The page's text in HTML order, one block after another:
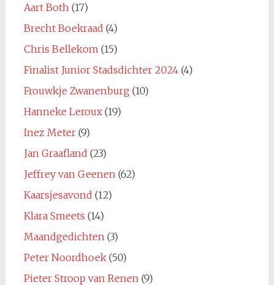
Aart Both (17)
Brecht Boekraad (4)
Chris Bellekom (15)
Finalist Junior Stadsdichter 2024(4)
Frouwkje Zwanenburg (10)
Hanneke Leroux(19)
Inez Meter(9)
Jan Graafland (23)
Jeffrey van Geenen (62)
Kaarsjesavond (12)
Klara Smeets (14)
Maandgedichten (3)
Peter Noordhoek(50)
Pieter Stroop van Renen (9)